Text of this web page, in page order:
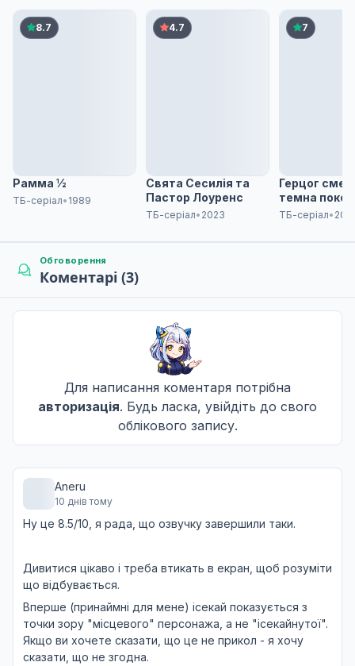
Журнал спостережень самопроголошеної
Журнал спостережень самопроголошеної
15 черв. 2026
22 черв. 2026
8.7
Рамма ½
ТБ-серіал• 1989
4.7
Свята Сесилія та
Пастор Лоуренс
ТБ-серіал• 2023
7
Герцог
темна
ТБ-серіал• 2021
Обговорення
Коментарі (3)
Для написання коментаря потрібна
авторизація. Будь ласка, увійдіть до свого
облікового запису.
Aneru
10 днів тому
Ну це 8.5/10, я рада, що озвучку завершили таки.
Дивитися цікаво і треба втикать в екран, щоб розуміти
що відбувається.
Вперше (принаймні для мене) ісекай показується з
точки зору "місцевого" персонажа, а не "ісекайнутої".
Якщо ви хочете сказати, що це не прикол - я хочу
сказати, що не згодна.